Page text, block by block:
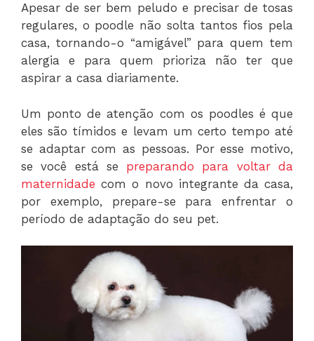
Apesar de ser bem peludo e precisar de tosas
regulares, o poodle não solta tantos fios pela
casa, tornando-o “amigável” para quem tem
alergia e para quem prioriza não ter que
aspirar a casa diariamente.
Um ponto de atenção com os poodles é que
eles são tímidos e levam um certo tempo até
se adaptar com as pessoas. Por esse motivo,
se você está se preparando para voltar da
maternidade com o novo integrante da casa,
por exemplo, prepare-se para enfrentar o
período de adaptação do seu pet.